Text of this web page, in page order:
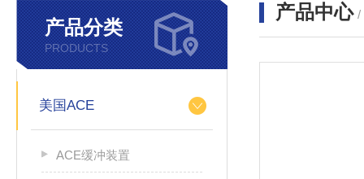
产品分类
PRODUCTS
美国ACE
ACE缓冲装置
产品中心 /